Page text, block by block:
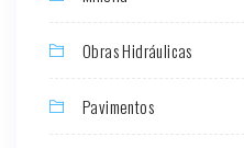
Obras Hidráulicas
Pavimentos